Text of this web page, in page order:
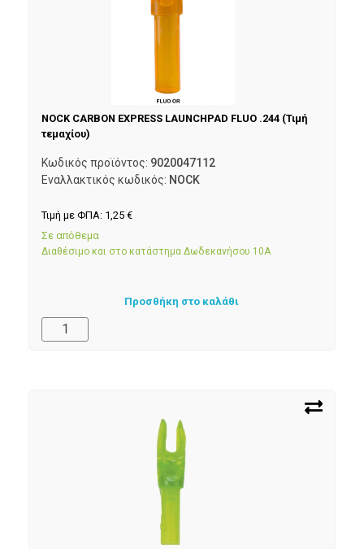
NOCK CARBON EXPRESS LAUNCHPAD FLUO .244 (Τιμή
τεμαχίου)
Κωδικός προϊόντος: 9020047112
Εναλλακτικός κωδικός: NOCK
Τιμή με ΦΠΑ: 1,25 €
Σε απόθεμα
Διαθέσιμο και στο κατάστημα Δωδεκανήσου 10Α
Προσθήκη στο καλάθι